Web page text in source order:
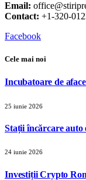
Email:
Contact: +1-320-
Facebook
Cele mai noi
Incubatoare de
25 iunie 2026
Stații încărcare
24 iunie 2026
Investiții Crypto